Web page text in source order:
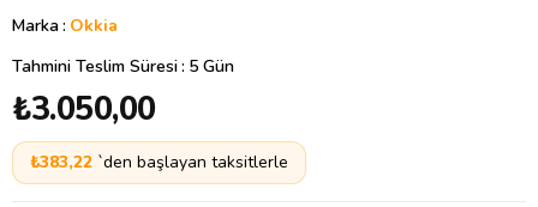
Marka: Okkia
Tahmini Teslim Süresi: 5 Gün
₺3.050,00
₺383,22 `den başlayan taksitlerle